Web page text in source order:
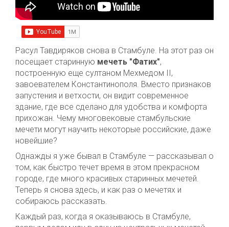
Расул Тавдиряков снова в Стамбуле. На этот раз он
посещает старинную мечеть "Фатих",
построенную еще султаном Мехмедом II,
завоевателем Константинополя. Вместо признаков
запустения и ветхости, он видит современное
здание, где все сделано для удобства и комфорта
прихожан. Чему многовековые стамбульские
мечети могут научить некоторые российские, даже
новейшие?
Однажды я уже бывал в Стамбуле — рассказывал о
том, как быстро течет время в этом прекрасном
городе, где много красивых старинных мечетей.
Теперь я снова здесь, и как раз о мечетях и
собираюсь рассказать.
Каждый раз, когда я оказываюсь в Стамбуле,